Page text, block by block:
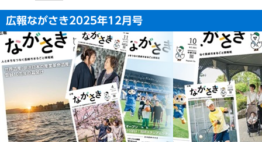
本
文
広報ながさき2025年12月号